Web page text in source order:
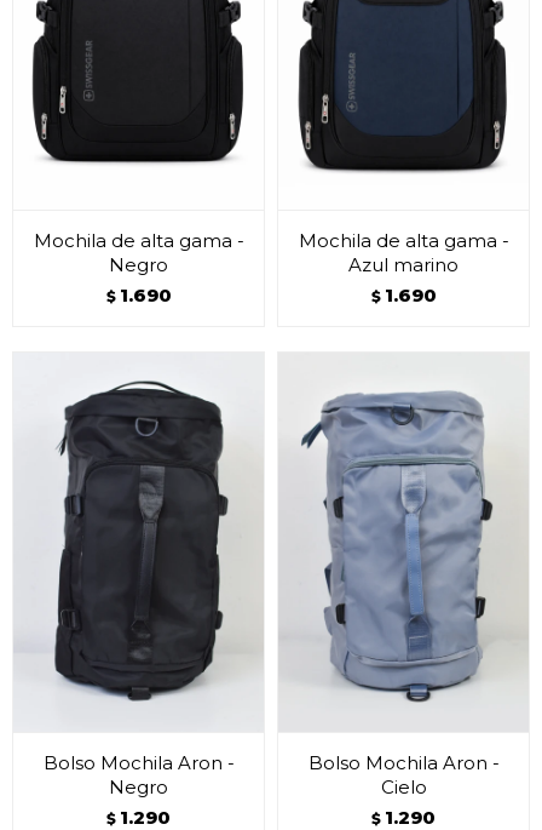
Mochila de alta gama -
Negro
$ 1.690
Mochila de alta gama -
Azul marino
$ 1.690
Bolso Mochila Aron -
Negro
$ 1.290
Bolso Mochila Aron -
Cielo
$ 1.290